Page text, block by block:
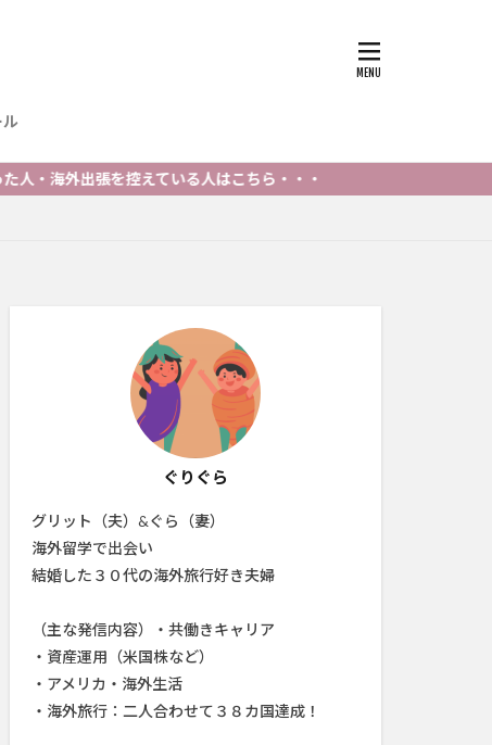
ル
張を控えている人はこちら・・・
ぐりぐら
グリット（夫）&ぐら（妻）
海外留学で出会い
結婚した３０代の海外旅行好き夫婦
（主な発信内容）・共働きキャリア
・資産運用（米国株など）
・アメリカ・海外生活
・海外旅行：二人合わせて３８カ国達成！